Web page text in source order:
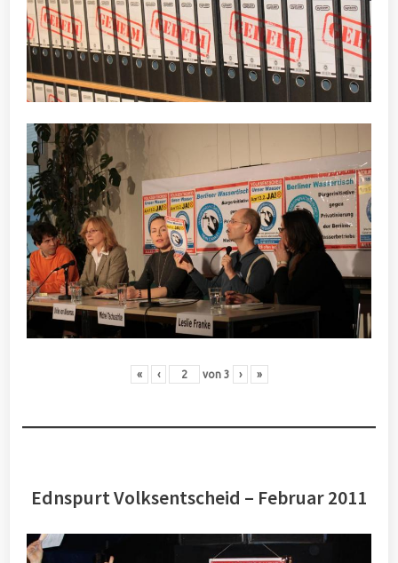
« ‹ von 3 › »
Ednspurt Volksentscheid – Februar 2011